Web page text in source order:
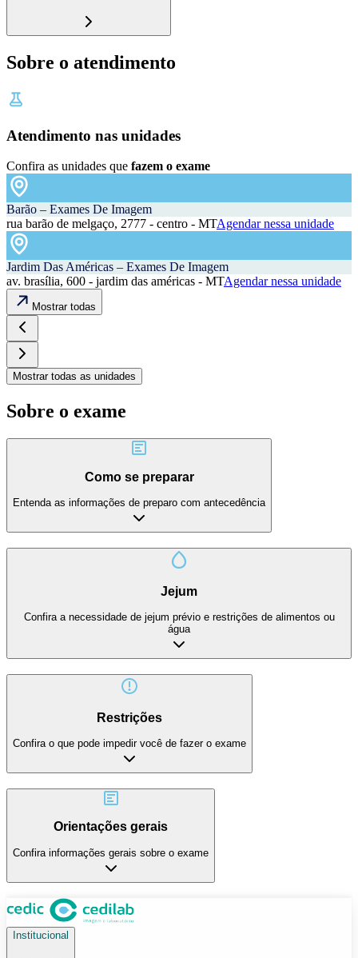
Sobre o atendimento
Atendimento nas unidades
Confira as unidades que fazem o exame
Barão – Exames De Imagem
rua barão de melgaço, 2777 - centro - MTAgendar nessa unidade
Jardim Das Américas – Exames De Imagem
av. brasília, 600 - jardim das américas - MTAgendar nessa unidade
Mostrar todas
Mostrar todas as unidades
Sobre o exame
Como se preparar
Entenda as informações de preparo com antecedência
Jejum
Confira a necessidade de jejum prévio e restrições de alimentos ou
água
Restrições
Confira o que pode impedir você de fazer o exame
Orientações gerais
Confira informações gerais sobre o exame
Institucional